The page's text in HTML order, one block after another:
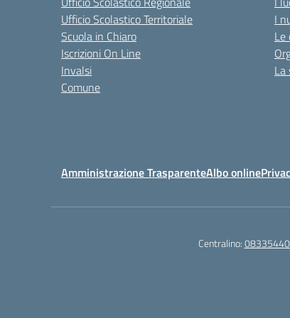
Ufficio Scolastico Territoriale
Scuola in Chiaro
Iscrizioni On Line
Invalsi
Comune
I
Le
La
Amministrazione TrasparenteAlbo online
Centralino: